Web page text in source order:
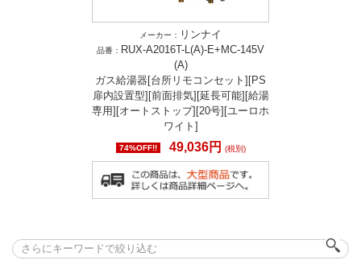
メーカー： リンナイ
品番： RUX-A2016T-L(A)-E+MC-145V
(A)
ガス給湯器[台所リモコンセット][PS
扉内設置型][前面排気][延長可能][給湯
専用][オートストップ][20号][ユーロホ
ワイト]
74%OFF!! 49,036円 (税別)